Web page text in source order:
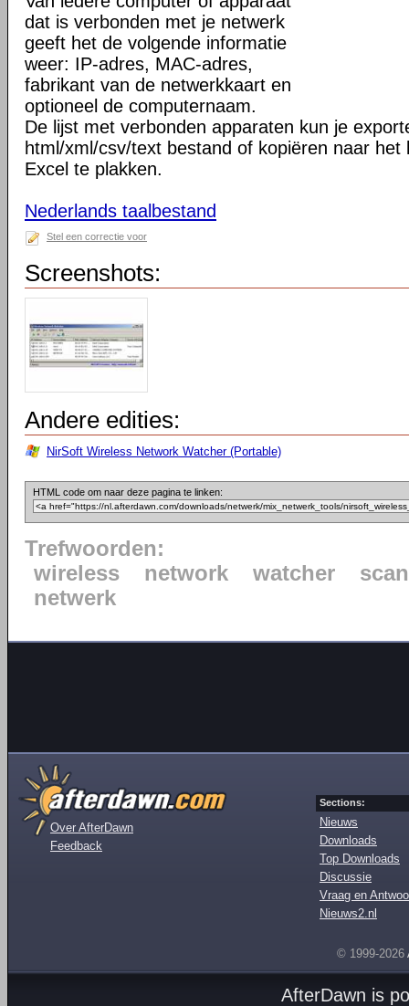
dat is verbonden met je netwerk
geeft het de volgende informatie
weer: IP-adres, MAC-adres,
fabrikant van de netwerkkaart en
optioneel de computernaam.
De lijst met verbonden apparaten kun je
html/xml/csv/text bestand of kopiëren naar het
Excel te plakken.
Nederlands taalbestand
Stel een correctie voor
Screenshots:
Andere edities:
NirSoft Wireless Network Watcher (Portable)
HTML code om naar deze pagina te linken:
Trefwoorden:
wireless
network watcher
scan
netwerk
Over AfterDawn
Feedback
Sections:
Nieuws
Downloads
Top Downloads
Discussie
Vraag en
Nieuws2.nl
© 1999-2026
AfterDawn is